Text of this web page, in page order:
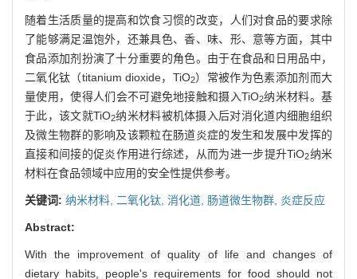
随着生活质量的提高和饮食习惯的改变，人们对食品的要求除
了能够满足温饱外，还兼具色、香、味、形、意等方面，其中
食品添加剂扮演了十分重要的角色。由于在食品和日用品中，
二氧化钛（titanium dioxide，TiO2）常被作为色素添加剂而大
量使用，使得人们会不可避免地接触和摄入TiO2纳米材料。基
于此，该文就TiO2纳米材料被机体摄入后对消化道内细胞组织
及微生物群的影响及该颗粒在肠道炎症的发生和发展中发挥的
直接和间接的促炎作用进行综述，从而为进一步提升TiO2纳米
材料在食品领域中应用的安全性提供参考。
关键词: 纳米材料, 二氧化钛, 消化道, 肠道微生物群, 炎症反应
Abstract:
With the improvement of quality of life and changes of
dietary habits, people's requirements for food should not